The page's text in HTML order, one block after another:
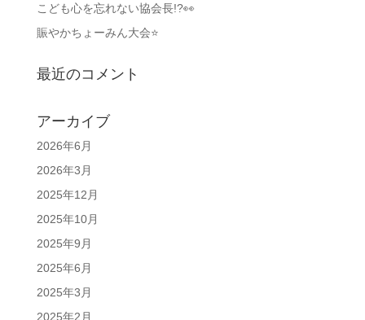
こども心を忘れない協会長!?👀
賑やかちょーみん大会⭐
最近のコメント
アーカイブ
2026年6月
2026年3月
2025年12月
2025年10月
2025年9月
2025年6月
2025年3月
2025年2月